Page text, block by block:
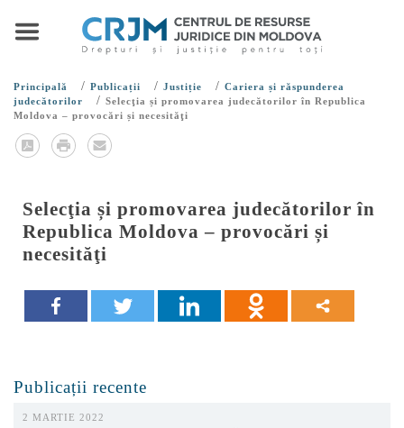
Principală / Publicații / Justiție / Cariera și răspunderea
judecătorilor
/ Selecţia și promovarea judecătorilor în Republica
Moldova – provocări și necesităţi
Selecţia și promovarea judecătorilor în
Republica Moldova – provocări și
necesităţi
Publicații recente
2 MARTIE 2022